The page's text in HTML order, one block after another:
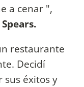
a cenar ",
restaurante
Decidí
sus éxitos y